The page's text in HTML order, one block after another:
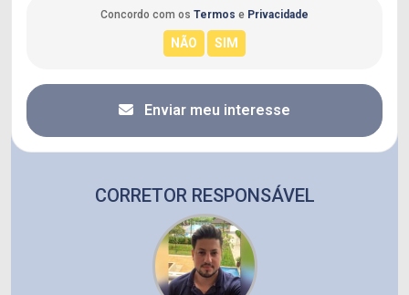
Concordo com os Termos e Privacidade
Enviar meu interesse
CORRETOR RESPONSÁVEL